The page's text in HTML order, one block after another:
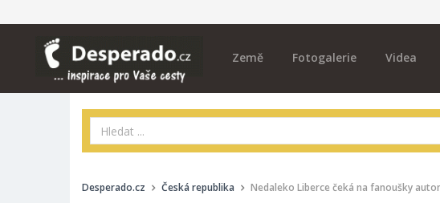
Země Fotogalerie Videa
Desperado.cz Česká republika Nedaleko Liberce čeká na fanoušky